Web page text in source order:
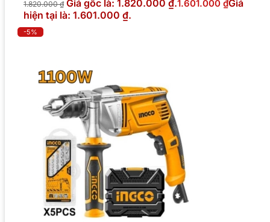
1.820.000₫ Giá gốc là: 1.820.000 ₫.1.601.000 ₫Giá
hiện tại là: 1.601.000 ₫.
-5%